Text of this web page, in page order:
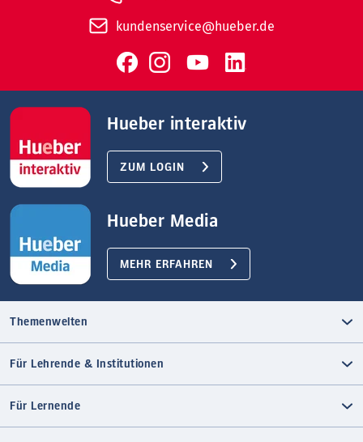
kundenservice@hueber.de
Hueber interaktiv
ZUM LOGIN
Hueber Media
MEHR ERFAHREN
Themenwelten
Für Lehrende & Institutionen
Für Lernende